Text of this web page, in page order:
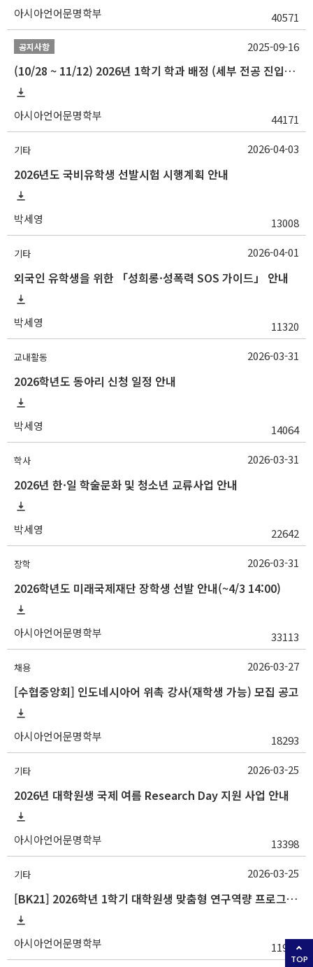
아시아언어문명학부 40571
공지사항
(10/28 ~ 11/12) 2026년 1학기 학과 배정 (세부 전공 진입) 안내
아시아언어문명학부 44171
2025-09-16
기타
2026년도 국비유학생 선발시험 시행계획 안내
박세영 13008
2026-04-03
기타
외국인 유학생을 위한 「성희롱·성폭력 SOS 가이드」 안내
박세영 11320
2026-04-01
교내활동
2026학년도 동아리 신청 일정 안내
박세영 14064
2026-03-31
학사
2026년 한·일 학술문화 및 청소년 교류사업 안내
박세영 22642
2026-03-31
장학
2026학년도 미래국제재단 장학생 선발 안내(~4/3 14:00)
아시아언어문명학부 33113
2026-03-31
채용
[수협중앙회] 인도네시아어 위촉 강사(재학생 가능) 모집 공고
아시아언어문명학부 18293
2026-03-27
기타
2026년 대학원생 국제 여름 Research Day 지원 사업 안내
아시아언어문명학부 13398
2026-03-25
기타
[BK21] 2026학년 1학기 대학원생 맞춤형 연구역량 프로그램 안내
아시아언어문명학부 11924
2026-03-25
TOP